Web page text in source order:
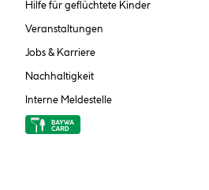
Hilfe für geflüchtete Kinder
Veranstaltungen
Jobs & Karriere
Nachhaltigkeit
Interne Meldestelle